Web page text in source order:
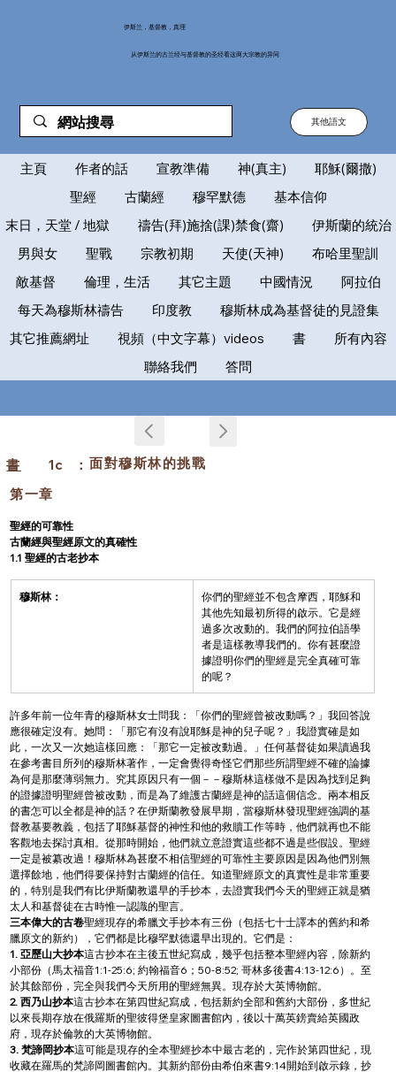
伊斯兰，基督教，真理
从伊斯兰的古兰经与基督教的圣经看这两大宗教的异同
其他語文
主頁 作者的話 宣教準備 神(真主)
耶穌(爾撒)
聖經
古蘭經 穆罕默德
基本信仰
末日，天堂 / 地獄
禱告(拜)施捨(課)禁食(齋)
伊斯蘭的統治
男與女
聖戰 宗教初期 天使(天神)
布哈里聖訓
敵基督
倫理，生活 其它主題 中國情況
阿拉伯
每天為穆斯林禱告
印度教
穆斯林成為基督徒的見證集
其它推薦網址
視頻（中文字幕）videos 書
所有內容
聯絡我們
答問
第一章
面對穆斯林的挑戰
書
聖經的可靠性
古蘭經與聖經原文的真確性
1.1 聖經的古老抄本
穆斯林：
你們的聖經並不包含摩西，耶穌和
其他先知最初所得的啟示。它是經
過多次改動的。我們的阿拉伯語學
者是這樣教導我們的。你有甚麼證
據證明你們的聖經是完全真確可靠
的呢？
許多年前一位年青的穆斯林女士問我：「你們的聖經曾被改動嗎？」我回答說
應很確定沒有。她問：「那它有沒有說耶穌是神的兒子呢？」我證實確是如
此，一次又一次她這樣回應：「那它一定被改動過。」任何基督徒如果讀過我
在參考書目所列的穆斯林著作，一定會覺得奇怪它們那些所謂聖經不確的論據
為何是那麼薄弱無力。究其原因只有一個－－穆斯林這樣做不是因為找到足夠
的證據證明聖經曾被改動，而是為了維護古蘭經是神的話這個信念。兩本相反
的書怎可以全都是神的話？在伊斯蘭教發展早期，當穆斯林發現聖經強調的基
督教基要教義，包括了耶穌基督的神性和他的救贖工作等時，他們就再也不能
客觀地去探討真相。從那時開始，他們就立意證實這些都不過是些假設。聖經
一定是被纂改過！穆斯林為甚麼不相信聖經的可靠性主要原因是因為他們別無
選擇餘地，他們得要保持對古蘭經的信任。知道聖經原文的真實性是非常重要
的，特別是我們有比伊斯蘭教還早的手抄本，去證實我們今天的聖經正就是猶
太人和基督徒在古時惟一認識的聖言。
三本偉大的古卷聖經現存的希臘文手抄本有三份（包括七十士譯本的舊約和希
臘原文的新約），它們都是比穆罕默德還早出現的。它們是：
1. 亞歷山大抄本這古抄本在主後五世紀寫成，幾乎包括整本聖經內容，除新約
小部份（馬太福音1:1-25:6; 約翰福音6；50-8:52; 哥林多後書4:13-12:6）。至
於其餘部份，完全與我們今天所用的聖經無異。現存於大英博物館。
2. 西乃山抄本這古抄本在第四世紀寫成，包括新約全部和舊約大部份，多世紀
以來長期存放在俄羅斯的聖彼得堡皇家圖書館內，後以十萬英鎊賣給英國政
府，現存於倫敦的大英博物館。
3. 梵諦岡抄本這可能是現存的全本聖經抄本中最古老的，完作於第四世紀，現
收藏在羅馬的梵諦岡圖書館內。其新約部份由希伯來書9:14開始到啟示錄，抄
1c ：